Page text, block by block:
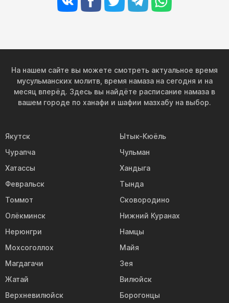
На нашем сайте вы можете смотреть актуальное время
мусульманских молитв, время намаза на сегодня и на
месяц вперёд. Здесь вы найдёте расписание намаза в
вашем городе по ханафи и шафии мазхабу на выбор.
Якутск
Ытык-Кюёль
Чурапча
Чульман
Хатассы
Хандыга
Февральск
Тында
Томмот
Сковородино
Олёкминск
Нижний Куранах
Нерюнгри
Намцы
Мохсоголлох
Майя
Магдагачи
Зея
Жатай
Вилюйск
Верхневилюйск
Борогонцы